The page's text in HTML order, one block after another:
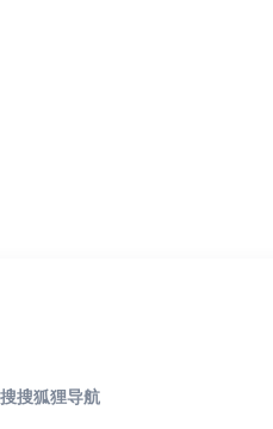
搜狐狸导航